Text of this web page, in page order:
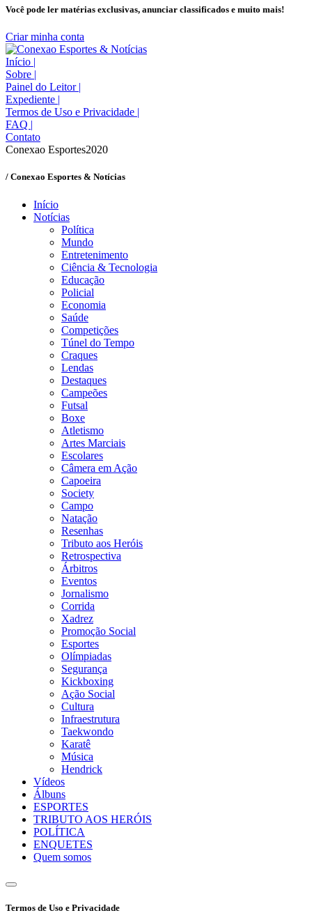
Você pode ler matérias exclusivas, anunciar classificados e muito mais!
Criar minha conta
Início |
Sobre |
Painel do Leitor |
Expediente |
Termos de Uso e Privacidade |
FAQ |
Contato
Conexao Esportes2020
/ Conexao Esportes & Notícias
Início
Notícias
Política
Mundo
Entretenimento
Ciência & Tecnologia
Educação
Policial
Economia
Saúde
Competições
Túnel do Tempo
Craques
Lendas
Destaques
Campeões
Futsal
Boxe
Atletismo
Artes Marciais
Escolares
Câmera em Ação
Capoeira
Society
Campo
Natação
Resenhas
Tributo aos Heróis
Retrospectiva
Árbitros
Eventos
Jornalismo
Corrida
Xadrez
Promoção Social
Esportes
Olímpiadas
Segurança
Kickboxing
Ação Social
Cultura
Infraestrutura
Taekwondo
Karatê
Música
Hendrick
Vídeos
Álbuns
ESPORTES
TRIBUTO AOS HERÓIS
POLÍTICA
ENQUETES
Quem somos
Termos de Uso e Privacidade